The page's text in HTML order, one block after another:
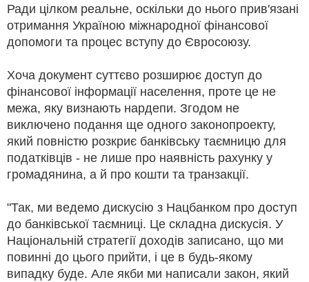
Ради цілком реальне, оскільки до нього прив'язані
отримання Україною міжнародної фінансової
допомоги та процес вступу до Євросоюзу.
Хоча документ суттєво розширює доступ до
фінансової інформації населення, проте це не
межа, яку визнають нардепи. Згодом не
виключено подання ще одного законопроекту,
який повністю розкриє банківську таємницю для
податківців - не лише про наявність рахунку у
громадянина, а й про кошти та транзакції.
"Так, ми ведемо дискусію з Нацбанком про доступ
до банківської таємниці. Це складна дискусія. У
Національній стратегії доходів записано, що ми
повинні до цього прийти, і це в будь-якому
випадку буде. Але якби ми написали закон, який